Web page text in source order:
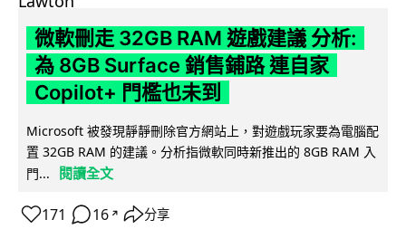
微軟刪走 32GB RAM 遊戲建議 分析:
為 8GB Surface 銷售鋪路 連自家
Copilot+ 門檻也未到
Microsoft 被發現靜靜刪除官方網站上，對遊戲玩家要為電腦配
置 32GB RAM 的建議。分析指微軟同時新推出的 8GB RAM 入
門...
閱讀全文
171 16 ↗ 分享